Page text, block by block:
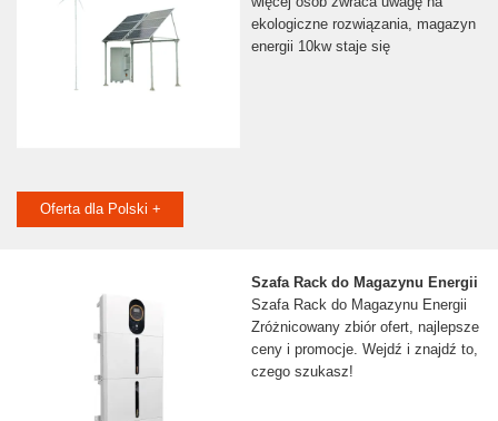
ekologiczne rozwiązania, magazyn
energii 10kw staje się
Oferta dla Polski +
Szafa Rack do Magazynu Energii
Szafa Rack do Magazynu Energii
Zróżnicowany zbiór ofert, najlepsze
ceny i promocje. Wejdź i znajdź to,
czego szukasz!